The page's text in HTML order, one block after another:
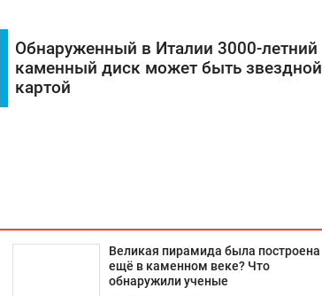
Обнаруженный в Италии 3000-летний
каменный диск может быть звездной
картой
Великая пирамида была построена
ещё в каменном веке? Что
обнаружили ученые